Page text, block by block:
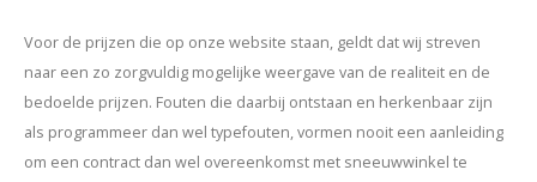
Voor de prijzen die op onze website staan, geldt dat wij streven
naar een zo zorgvuldig mogelijke weergave van de realiteit en de
bedoelde prijzen. Fouten die daarbij ontstaan en herkenbaar zijn
als programmeer dan wel typefouten, vormen nooit een aanleiding
om een contract dan wel overeenkomst met sneeuwwinkel te